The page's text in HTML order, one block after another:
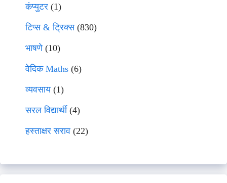
कंप्युटर (1)
टिप्स & ट्रिक्स(830)
भाषणे(10)
वेदिक Maths (6)
व्यवसाय(1)
सरल विद्यार्थी(4)
हस्ताक्षर सराव (22)